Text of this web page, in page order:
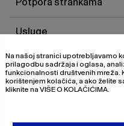
Usluge
O nama
© 2026 Magistrat
Na našoj stranici upotrebljavamo
prilagodbu sadržaja i oglasa,
funkcionalnosti društvenih mreža.
korištenjem kolačića, a ako želite
kliknite na VIŠE O KOLAČIĆIMA.